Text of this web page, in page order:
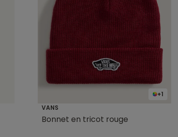
+1
VANS
Bonnet en tricot rouge